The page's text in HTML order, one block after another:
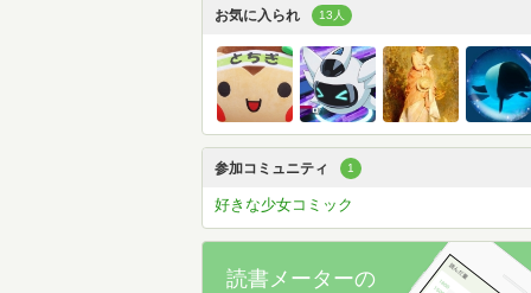
お気に入られ 13人
参加コミュニティ 1
好きな少女コミック
読書メーターの